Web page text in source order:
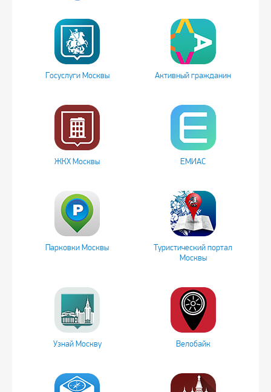
Госуслуги Москвы Активный гражданин
ЖКХ Москвы ЕМИАС
Парковки Москвы
Туристический портал
Москвы
Узнай Москву Велобайк